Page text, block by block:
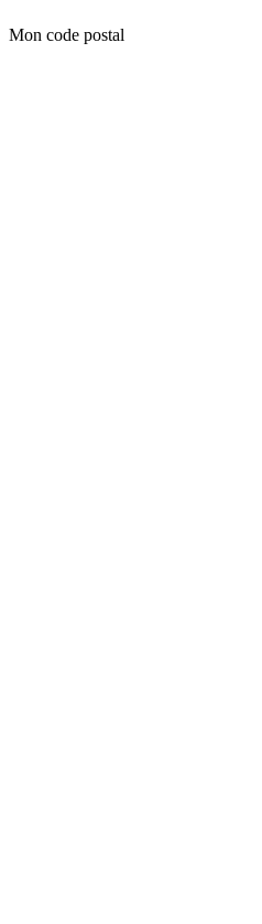
Mon code postal